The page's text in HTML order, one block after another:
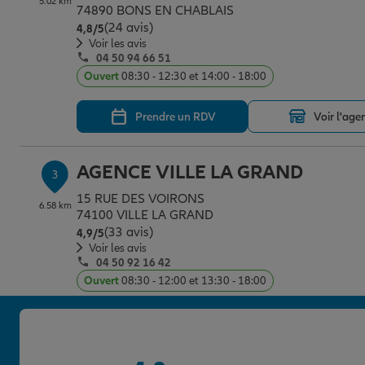
74890 BONS EN CHABLAIS
4,8/5Note de 4.8 sur 5
(24 avis)
Voir les avis
04 50 94 66 51
Ouvert08:30 - 12:30 et 14:00 - 18:00
Prendre un RDV Voir
3
6.58 km
AGENCE VILLE LA GRAND
15 RUE DES VOIRONS
74100 VILLE LA GRAND
4,9/5Note de 4.9 sur 5
(33 avis)
Voir les avis
04 50 92 16 42
Ouvert08:30 - 12:00 et 13:30 - 18:00